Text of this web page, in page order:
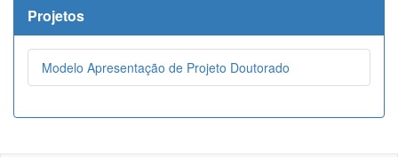
Projetos
Modelo Apresentação de Projeto Doutorado